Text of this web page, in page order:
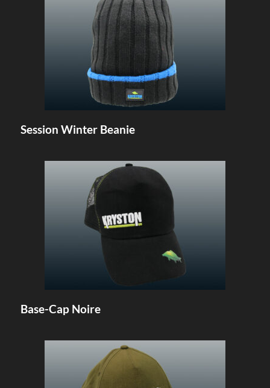
Session Winter Beanie
Base-Cap Noire